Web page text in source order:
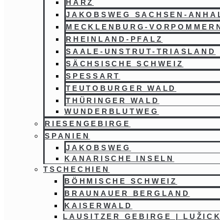
HARZ
JAKOBSWEG SACHSEN-
MECKLENBURG-
RHEINLAND-PFALZ
SAALE-UNSTRUT-TRIASLAND
SÄCHSISCHE SCHWEIZ
SPESSART
TEUTOBURGER WALD
THÜRINGER WALD
WUNDERBLUTWEG
RIESENGEBIRGE
SPANIEN
JAKOBSWEG
KANARISCHE INSELN
TSCHECHIEN
BÖHMISCHE SCHWEIZ
BRAUNAUER BERGLAND
KAISERWALD
LAUSITZER GEBIRGE |